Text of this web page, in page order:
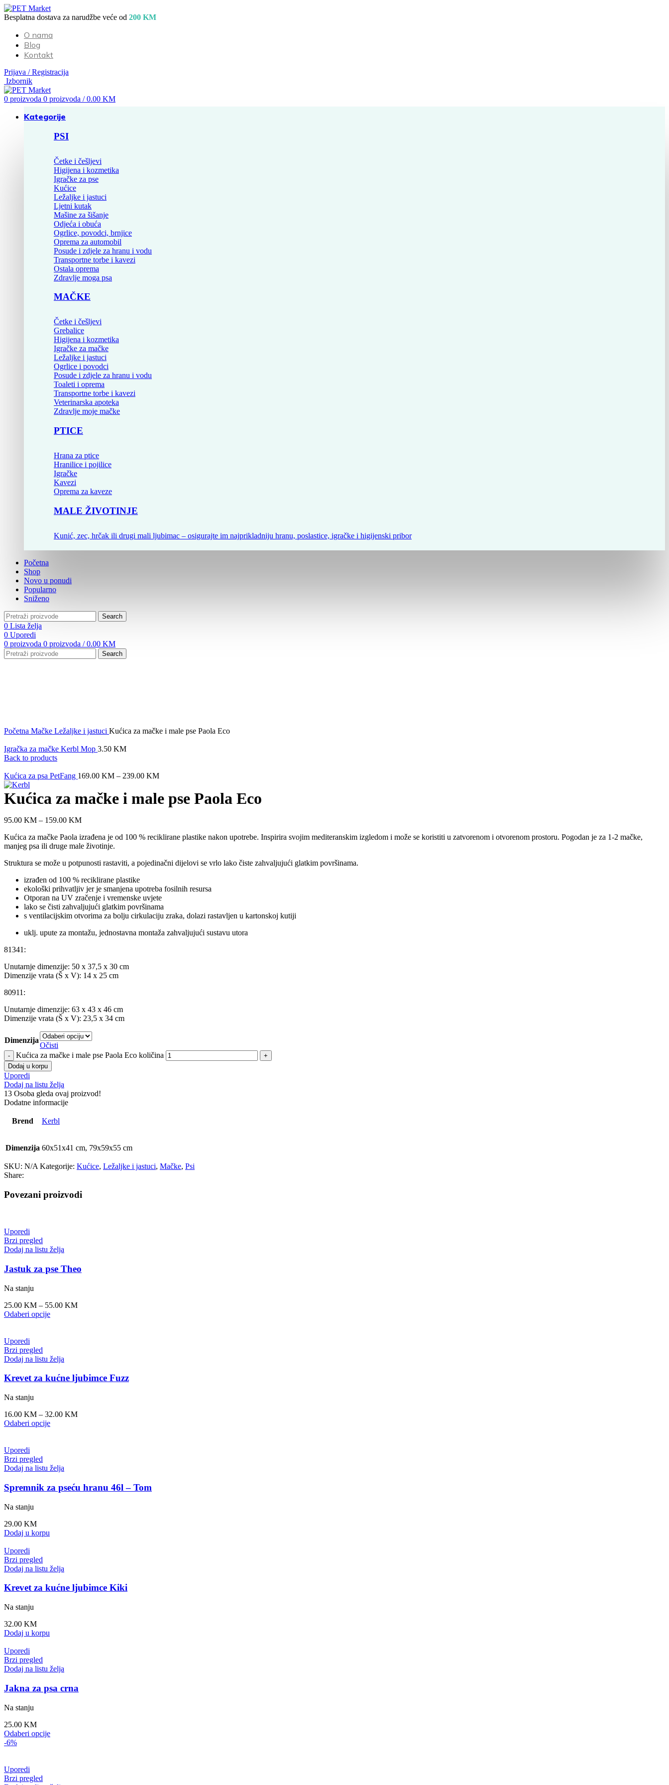
Besplatna dostava za narudžbe veće od 200 KM
O nama
Blog
Kontakt
Prijava / Registracija
Izbornik
0 proizvoda 0 proizvoda / 0.00 KM
Kategorije
PSI
Četke i češljevi
Higijena i kozmetika
Igračke za pse
Kućice
Ležaljke i jastuci
Ljetni kutak
Mašine za šišanje
Odjeća i obuća
Ogrlice, povodci, brnjice
Oprema za automobil
Posude i zdjele za hranu i vodu
Transportne torbe i kavezi
Ostala oprema
Zdravlje moga psa
MAČKE
Četke i češljevi
Grebalice
Higijena i kozmetika
Igračke za mačke
Ležaljke i jastuci
Ogrlice i povodci
Posude i zdjele za hranu i vodu
Toaleti i oprema
Transportne torbe i kavezi
Veterinarska apoteka
Zdravlje moje mačke
PTICE
Hrana za ptice
Hranilice i pojilice
Igračke
Kavezi
Oprema za kaveze
MALE ŽIVOTINJE
Kunić, zec, hrčak ili drugi mali ljubimac – osigurajte im najprikladniju hranu, poslastice, igračke i higijenski pribor
Početna
Shop
Novo u ponudi
Popularno
Sniženo
Search
0 Lista želja
0 Uporedi
0 proizvoda 0 proizvoda / 0.00 KM
Search
Početna Mačke Ležaljke i jastuci Kućica za mačke i male pse Paola Eco
Igračka za mačke Kerbl Mop 3.50 KM
Back to products
Kućica za psa PetFang 169.00 KM – 239.00 KM
Kućica za mačke i male pse Paola Eco
95.00 KM – 159.00 KM
Kućica za mačke Paola izrađena je od 100 % reciklirane plastike nakon upotrebe. Inspirira svojim mediteranskim izgledom i može se koristiti u zatvorenom i otvorenom prostoru. Pogodan je za 1-2 mačke,
manjeg psa ili druge male životinje.
Struktura se može u potpunosti rastaviti, a pojedinačni dijelovi se vrlo lako čiste zahvaljujući glatkim površinama.
izrađen od 100 % reciklirane plastike
ekološki prihvatljiv jer je smanjena upotreba fosilnih resursa
Otporan na UV zračenje i vremenske uvjete
lako se čisti zahvaljujući glatkim površinama
s ventilacijskim otvorima za bolju cirkulaciju zraka, dolazi rastavljen u kartonskoj kutiji
uklj. upute za montažu, jednostavna montaža zahvaljujući sustavu utora
81341:
Unutarnje dimenzije: 50 x 37,5 x 30 cm
Dimenzije vrata (Š x V): 14 x 25 cm
80911:
Unutarnje dimenzije: 63 x 43 x 46 cm
Dimenzije vrata (Š x V): 23,5 x 34 cm
Dimenzija
Očisti
Kućica za mačke i male pse Paola Eco količina
Dodaj u korpu
Uporedi
Dodaj na listu želja
13 Osoba gleda ovaj proizvod!
Dodatne informacije
Brend Kerbl
Dimenzija 60x51x41 cm, 79x59x55 cm
SKU: N/A Kategorije: Kućice, Ležaljke i jastuci, Mačke, Psi
Share:
Povezani proizvodi
Uporedi
Brzi pregled
Dodaj na listu želja
Jastuk za pse Theo
Na stanju
25.00 KM – 55.00 KM
Odaberi opcije
Uporedi
Brzi pregled
Dodaj na listu želja
Krevet za kućne ljubimce Fuzz
Na stanju
16.00 KM – 32.00 KM
Odaberi opcije
Uporedi
Brzi pregled
Dodaj na listu želja
Spremnik za pseću hranu 46l – Tom
Na stanju
29.00 KM
Dodaj u korpu
Uporedi
Brzi pregled
Dodaj na listu želja
Krevet za kućne ljubimce Kiki
Na stanju
32.00 KM
Dodaj u korpu
Uporedi
Brzi pregled
Dodaj na listu želja
Jakna za psa crna
Na stanju
25.00 KM
Odaberi opcije
-6%
Uporedi
Brzi pregled